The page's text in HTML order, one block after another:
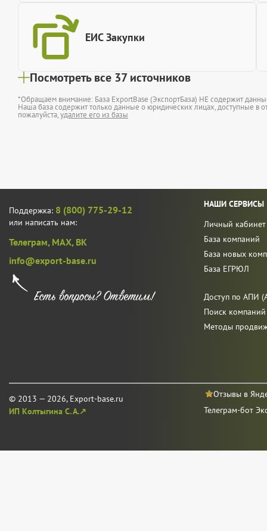
ЕИС Закупки
Посмотреть все 37 источников
*Обращаем внимание: База ExportBase (ЭкспортБаза) НЕ содержит
Наша база содержит только данные о юридических лицах, доступные в
пожалуйста,удалите его из базы
Поддержка: 8 (800) 775-29-12
или написать нам:
Телеграм, MAX, ВК
info@export-base.ru
© 2013 — 2026, Export-base.ru
ИП Колтыгина С. А.↗
НАШИ СЕРВИСЫ
Личный кабинет
База компаний
База новых
База ЕГРЮЛ
Доступ по АПИ
Поиск
Методы
Отзывы в
Телеграм-бот